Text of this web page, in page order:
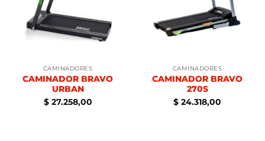
CAMINADORES
CAMINADOR BRAVO
URBAN
$27.258,00
CAMINADORES
CAMINADOR BRAVO
270S
$ 24.318,00